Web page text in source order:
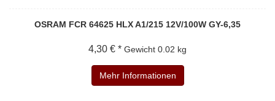
OSRAM FCR 64625 HLX A1/215 12V/100W GY-6,35
4,30 € * Gewicht 0.02 kg
Mehr Informationen